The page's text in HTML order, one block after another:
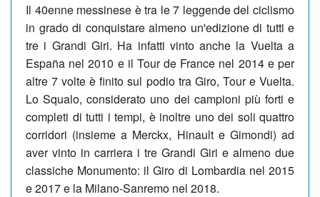
Il 40enne messinese è tra le 7 leggende del ciclismo
in grado di conquistare almeno un'edizione di tutti e
tre i Grandi Giri. Ha infatti vinto anche la Vuelta a
España nel 2010 e il Tour de France nel 2014 e per
altre 7 volte è finito sul podio tra Giro, Tour e Vuelta.
Lo Squalo, considerato uno dei campioni più forti e
completi di tutti i tempi, è inoltre uno dei soli quattro
corridori (insieme a Merckx, Hinault e Gimondi) ad
aver vinto in carriera i tre Grandi Giri e almeno due
classiche Monumento: il Giro di Lombardia nel 2015
e 2017 e la Milano-Sanremo nel 2018.